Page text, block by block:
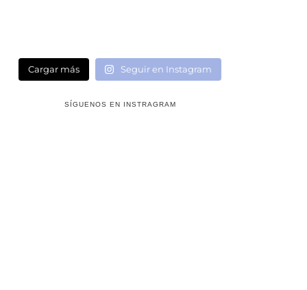
Cargar más Seguir en Instagram
SÍGUENOS EN INSTRAGRAM